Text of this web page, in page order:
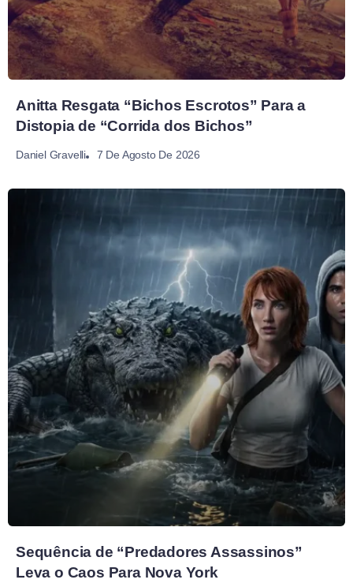
Anitta Resgata “Bichos Escrotos” Para a
Distopia de “Corrida dos Bichos”
Daniel Gravelli 7 De Agosto De 2026
Sequência de “Predadores Assassinos”
Leva o Caos Para Nova York